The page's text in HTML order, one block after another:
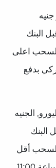
البنك
11:00 من تاريخ السحب اعلى
بدفع
الجنيه
البنك
11:00 من تاريخ السحب أقل